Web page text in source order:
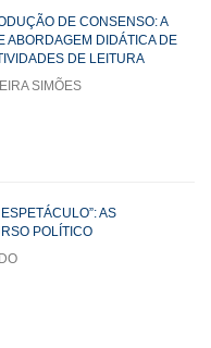
DE CONSENSO: A
ABORDAGEM DIDÁTICA DE
DE LEITURA
SIMÕES
AS
POLÍTICO